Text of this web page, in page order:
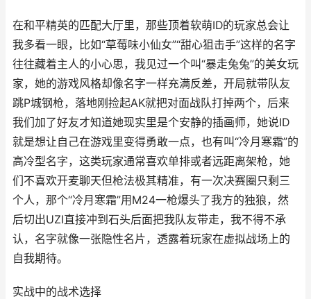
在和平精英的匹配大厅里，那些顶着软萌ID的玩家总会让
我多看一眼，比如“草莓味小仙女”“甜心狙击手”这样的名字
往往藏着主人的小心思，我见过一个叫“暴走兔兔”的美女玩
家，她的游戏风格却像名字一样充满反差，开局就带队友
跳P城钢枪，落地刚捡起AK就把对面战队打掉两个，后来
我们加了好友才知道她现实里是个安静的插画师，她说ID
就是想让自己在游戏里变得勇敢一点，也有叫“冷月寒霜”的
高冷型名字，这类玩家通常喜欢单排或者远距离架枪，她
们不喜欢开麦聊天但枪法极其精准，有一次决赛圈只剩三
个人，那个“冷月寒霜”用M24一枪爆头了我方的独狼，然
后切出UZI直接冲到石头后面把我队友带走，我不得不承
认，名字就像一张隐性名片，透露着玩家在虚拟战场上的
自我期待。
实战中的战术选择